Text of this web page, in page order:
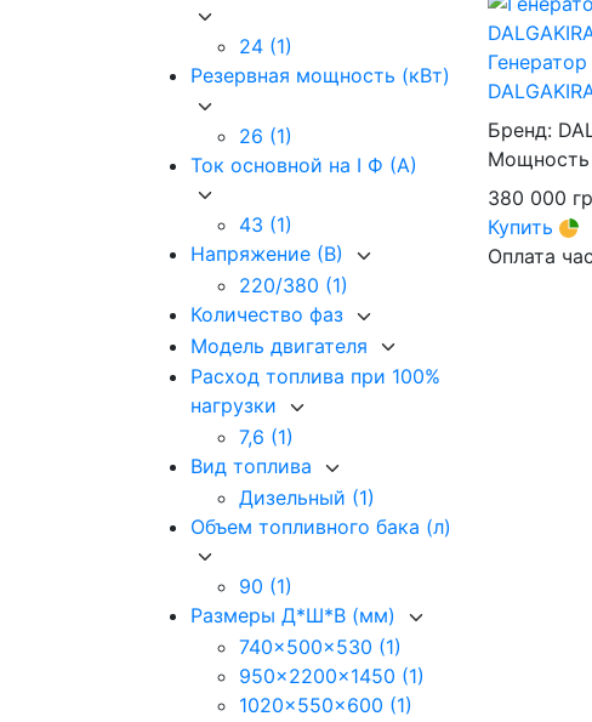
24 (1)
Резервная мощность (кВт)
26 (1)
Ток основной на I Ф (А)
43 (1)
Напряжение (В)
220/380 (1)
Количество фаз
Модель двигателя
Расход топлива при 100%
нагрузки
7,6 (1)
Вид топлива
Дизельный (1)
Объем топливного бака (л)
90 (1)
Размеры Д*Ш*В (мм)
740x500x530 (1)
950x2200x1450 (1)
1020x550x600 (1)
Бренд:
Мощность
380 000
Купить
Оплата